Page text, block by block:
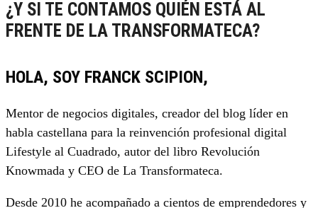
¿Y SI TE CONTAMOS QUIÉN ESTÁ AL
FRENTE DE LA TRANSFORMATECA?
HOLA, SOY FRANCK SCIPION,
Mentor de negocios digitales, creador del blog líder en
habla castellana para la reinvención profesional digital
Lifestyle al Cuadrado, autor del libro Revolución
Knowmada y CEO de La Transformateca.
Desde 2010 he acompañado a cientos de emprendedores y